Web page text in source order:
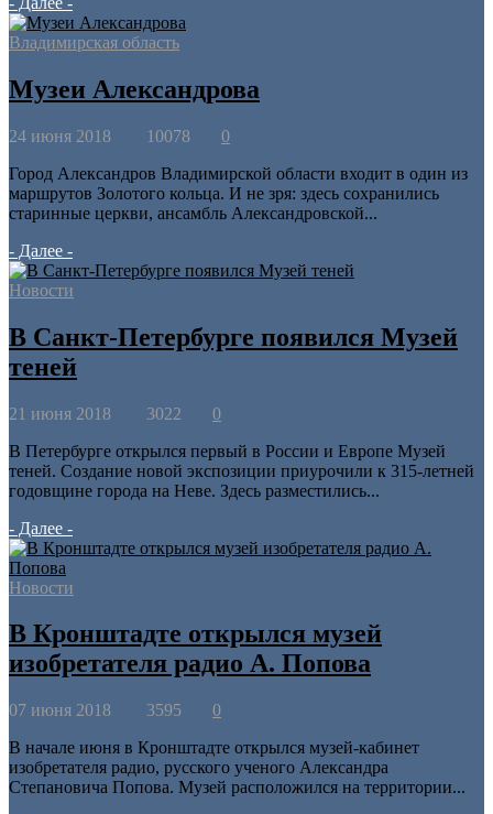
Владимирская область
Музеи Александрова
24 июня 2018 10078 0
Город Александров Владимирской области входит в один из
маршрутов Золотого кольца. И не зря: здесь сохранились
старинные церкви, ансамбль Александровской...
- Далее -
Новости
В Санкт-Петербурге появился Музей
теней
21 июня 2018 3022 0
В Петербурге открылся первый в России и Европе Музей
теней. Создание новой экспозиции приурочили к 315-летней
годовщине города на Неве. Здесь разместились...
- Далее -
Новости
В Кронштадте открылся музей
изобретателя радио А. Попова
07 июня 2018 3595 0
В начале июня в Кронштадте открылся музей-кабинет
изобретателя радио, русского ученого Александра
Степановича Попова. Музей расположился на территории...